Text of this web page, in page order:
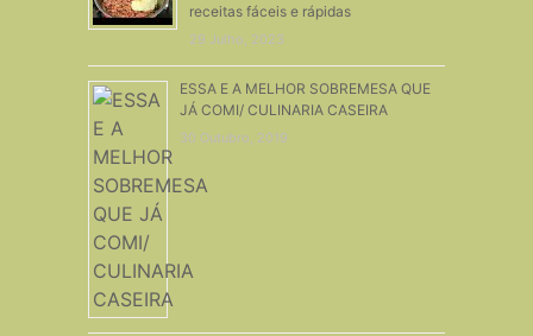
receitas fáceis e rápidas
29 Julho, 2023
ESSA E A MELHOR SOBREMESA QUE
JÁ COMI/ CULINARIA CASEIRA
30 Outubro, 2019